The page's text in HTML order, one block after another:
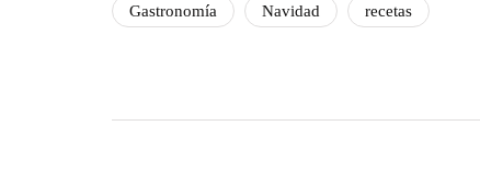
Gastronomía Navidad recetas